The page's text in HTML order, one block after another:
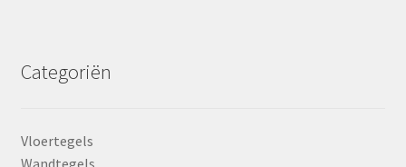
Categoriën
Vloertegels